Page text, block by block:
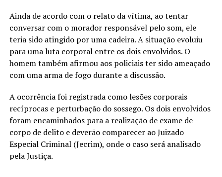
Ainda de acordo com o relato da vítima, ao tentar
conversar com o morador responsável pelo som, ele
teria sido atingido por uma cadeira. A situação evoluiu
para uma luta corporal entre os dois envolvidos. O
homem também afirmou aos policiais ter sido ameaçado
com uma arma de fogo durante a discussão.
A ocorrência foi registrada como lesões corporais
recíprocas e perturbação do sossego. Os dois envolvidos
foram encaminhados para a realização de exame de
corpo de delito e deverão comparecer ao Juizado
Especial Criminal (Jecrim), onde o caso será analisado
pela Justiça.